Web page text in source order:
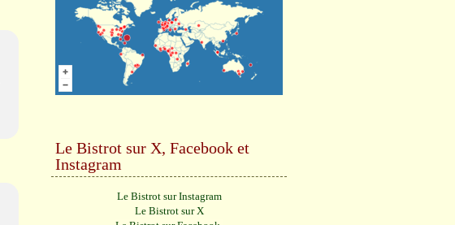
Le Bistrot sur X, Facebook et
Instagram
Le Bistrot sur Instagram
Le Bistrot sur X